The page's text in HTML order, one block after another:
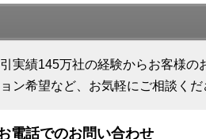
績145万社の経験からお客様の
ン希望など、お気軽にご相談くだ
電話でのお問い合わせ